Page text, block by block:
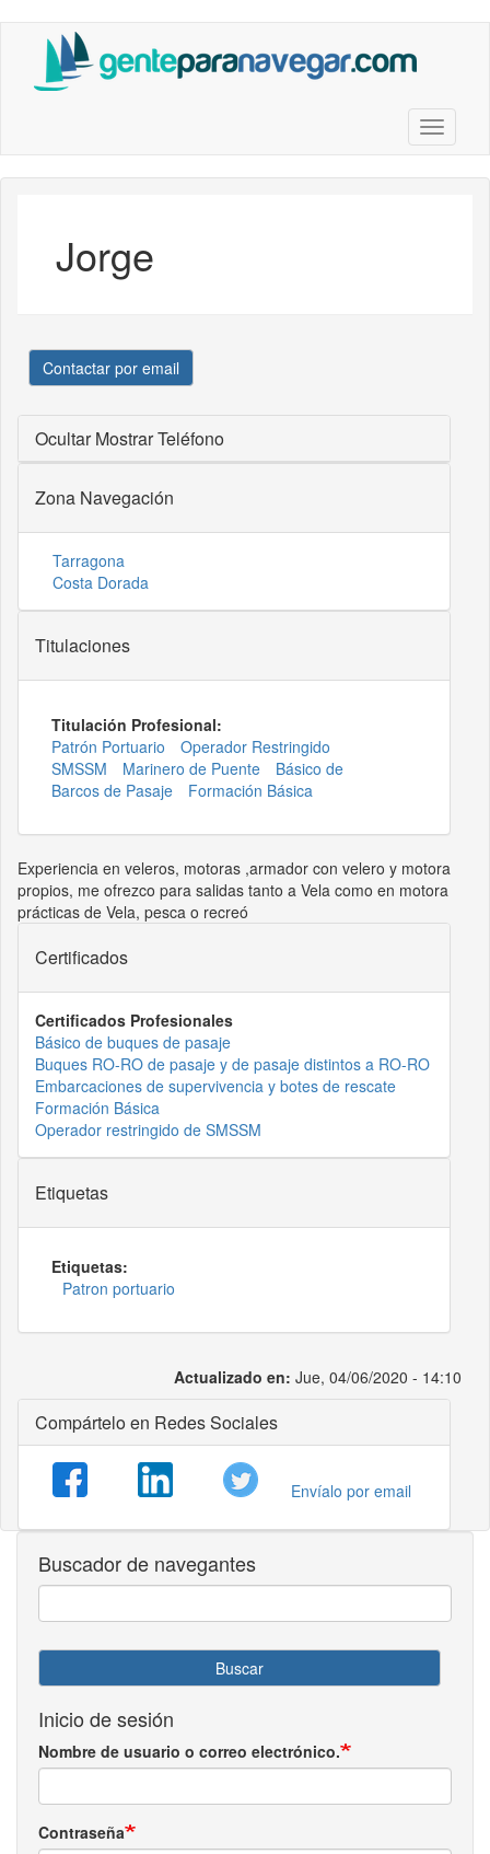
contenido
Toggle
Jorge
Contactar por email
Ocultar Mostrar Teléfono
Zona Navegación
Tarragona
Costa Dorada
Titulaciones
Titulación Profesional:
Patrón Portuario
Operador Restringido
SMSSM
Marinero de Puente
Básico de
Barcos de Pasaje
Formación Básica
Experiencia en veleros, motoras ,armador con velero y motora
propios, me ofrezco para salidas tanto a Vela como en motora
prácticas de Vela, pesca o recreó
Certificados
Certificados Profesionales
Básico de buques de pasaje
Buques RO-RO de pasaje y de pasaje distintos a RO-RO
Embarcaciones de supervivencia y botes de rescate
Formación Básica
Operador restringido de SMSSM
Etiquetas
Etiquetas:
Patron portuario
Actualizado en: Jue, 04/06/2020 - 14:10
Compártelo en Redes Sociales
Envíalo por email
Buscador de navegantes
Buscar
Inicio de sesión
Nombre de usuario o correo electrónico.
Contraseña